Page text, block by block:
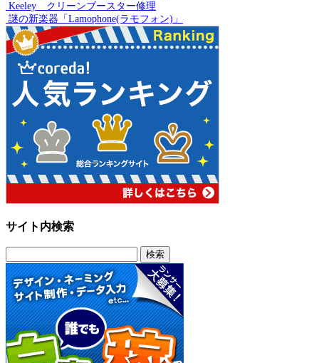
Keeley クリーンブースター修理
謎の新楽器「Lamophone(ラモフォン)」
サイト内検索
索: